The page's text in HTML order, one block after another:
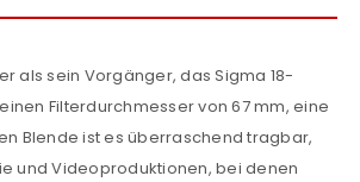
als sein Vorgänger, das Sigma 18-
einen Filterdurchmesser von 67 mm, eine
Blende ist es überraschend tragbar,
und Videoproduktionen, bei denen